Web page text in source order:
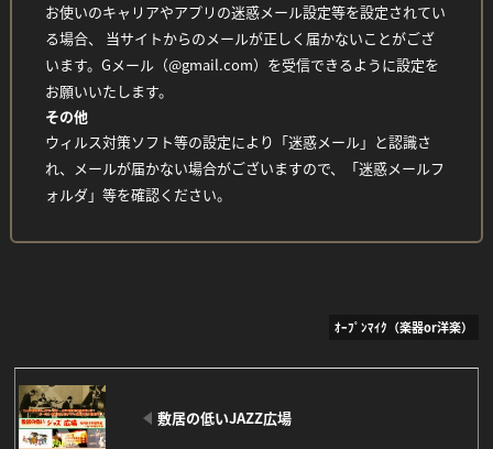
お使いのキャリアやアプリの迷惑メール設定等を設定されてい
る場合、 当サイトからのメールが正しく届かないことがござ
います。Gメール（@gmail.com）を受信できるように設定を
お願いいたします。
その他
ウィルス対策ソフト等の設定により「迷惑メール」と認識さ
れ、メールが届かない場合がございますので、「迷惑メールフ
ォルダ」等を確認ください。
ｵｰﾌﾟﾝﾏｲｸ（楽器or洋楽）
敷居の低いJAZZ広場